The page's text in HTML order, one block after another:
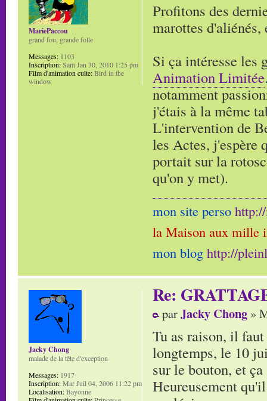
Profitons des
marottes
Si ça intéresse les
Animation Limitée
notamment
j'étais à la même
L'intervention de
les Actes, j'espère
portait sur la
qu'on y met).
mon site perso
la Maison aux mille
mon blog http://
MariePaccou
grand fou, grande folle
Messages: 1103
Inscription:Sam Jan 30, 2010 1:25 pm
Film d'animation culte:Bird in the
window
Re:
parJacky Chong »
Tu as raison, il
longtemps, le 10
sur le bouton, et
Heureusement
Jacky Chong
malade de la tête d'exception
Messages: 1917
Inscription:Mar Juil 04, 2006 11:22 pm
Localisation:Bayonne